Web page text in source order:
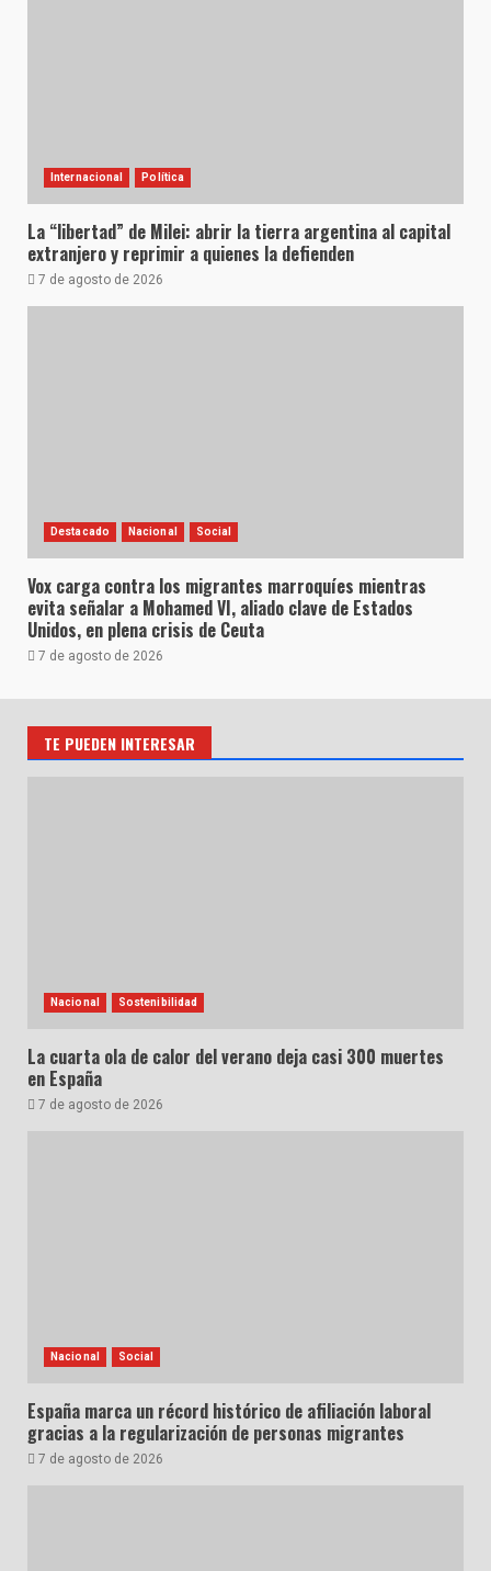
Internacional Política
La “libertad” de Milei: abrir la tierra argentina al capital
extranjero y reprimir a quienes la defienden
7 de agosto de 2026
Destacado Nacional Social
Vox carga contra los migrantes marroquíes mientras
evita señalar a Mohamed VI, aliado clave de Estados
Unidos, en plena crisis de Ceuta
7 de agosto de 2026
TE PUEDEN INTERESAR
Nacional Sostenibilidad
La cuarta ola de calor del verano deja casi 300 muertes
en España
7 de agosto de 2026
Nacional Social
España marca un récord histórico de afiliación laboral
gracias a la regularización de personas migrantes
7 de agosto de 2026